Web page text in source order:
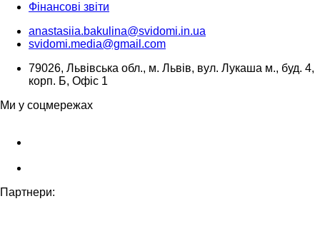
Фінансові звіти
anastasiia.bakulina@svidomi.in.ua
svidomi.media@gmail.com
79026, Львівська обл., м. Львів, вул. Лукаша м., буд. 4,
корп. Б, Офіс 1
Ми у соцмережах
Партнери: